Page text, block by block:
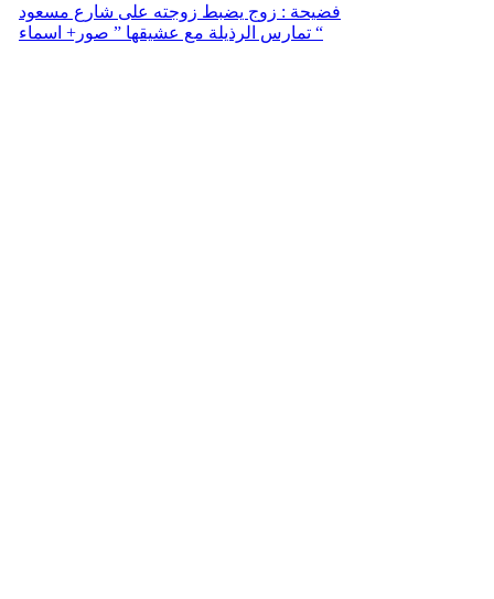
فضيحة : زوج يضبط زوجته على شارع مسعود
تمارس الرذيلة مع عشيقها ” صور+ اسماء “